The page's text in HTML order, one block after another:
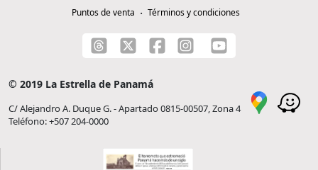
Puntos de venta
Términos y condiciones
© 2019 La Estrella de Panamá
C/ Alejandro A. Duque G. - Apartado 0815-00507, Zona 4
Teléfono: +507 204-0000